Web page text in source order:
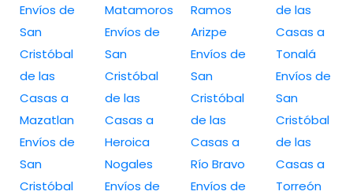
Envíos de
San
Cristóbal
de las
Casas a
Mazatlan
Envíos de
San
Cristóbal
Matamoros
Envíos de
San
Cristóbal
de las
Casas a
Heroica
Nogales
Envíos de
Ramos
Arizpe
Envíos de
San
Cristóbal
de las
Casas a
Río Bravo
Envíos de
de las
Casas a
Tonalá
Envíos de
San
Cristóbal
de las
Casas a
Torreón